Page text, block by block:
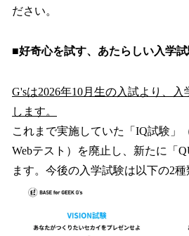
ださい。
■好奇心を試す、あたらしい入学
G'sは2026年10月生の入試より、
します。
これまで実施していた「IQ試験」
Webテスト）を廃止し、新たに「
ます。今後の入学試験は以下の2種